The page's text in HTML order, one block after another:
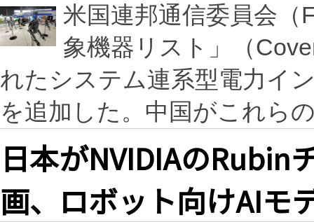
米国連邦通信委員会（
象機器リスト」（
れたシステム連系型電力イ
を追加した。中国がこれら
日本がNVIDIAのRubin
画、ロボット向けAIモ